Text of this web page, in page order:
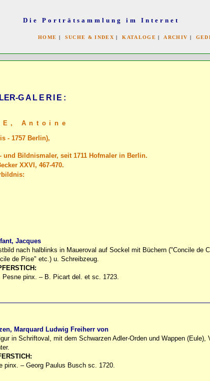
Die Porträtsammlung im Internet
HOME | SUCHE & INDEX |KATALOGE | ARCHIV |
GALERIE :
Antoine
- 1757 Berlin),
und Bildnismaler, seit 1711 Hofmaler in Berlin.
XXVI, 467-470.
Jacques
nach halblinks in Maueroval auf Sockel mit Büchern ("Concile de
de Pise" etc.) u. Schreibzeug.
Pesne pinx. – B. Picart del. et sc. 1723.
Marquard Ludwig Freiherr von
in Schriftoval, mit dem Schwarzen Adler-Orden und Wappen (Eule),
pinx. – Georg Paulus Busch sc. 1720.